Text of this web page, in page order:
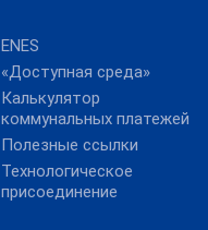
ENES
«Доступная среда»
Калькулятор
коммунальных платежей
Полезные ссылки
Технологическое
присоединение